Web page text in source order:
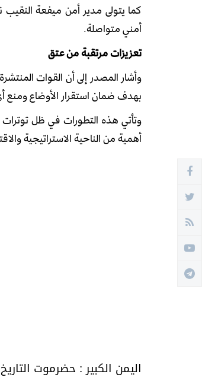
كما يتولى مدير أمن ميفعة النقيب
أمني متواصلة.
تعزيزات مرتقبة من عتق
وأشار المصدر إلى أن القوات
بهدف ضمان استقرار الأوضاع ومنع
وتأتي هذه التطورات في ظل
أهمية من الناحية الاستراتيجية
اليمن الكبير : حضرموت